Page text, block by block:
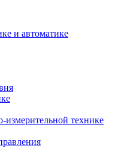
и автоматике
технике